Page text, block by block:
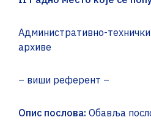
Административно-
архиве
– виши референт –
Опис послова: Обавља